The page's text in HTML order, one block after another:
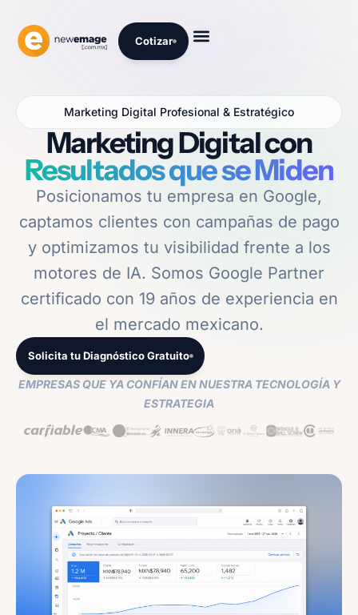
Cotizar
Marketing Digital Profesional & Estratégico
Marketing Digital con
Resultados que se Miden
Posicionamos tu empresa en Google,
captamos clientes con campañas de pago
y optimizamos tu visibilidad frente a los
motores de IA. Somos Google Partner
certificado con 19 años de experiencia en
el mercado mexicano.
Solicita tu Diagnóstico Gratuito
EMPRESAS QUE YA CONFÍAN EN NUESTRA TECNOLOGÍA Y
ESTRATEGIA